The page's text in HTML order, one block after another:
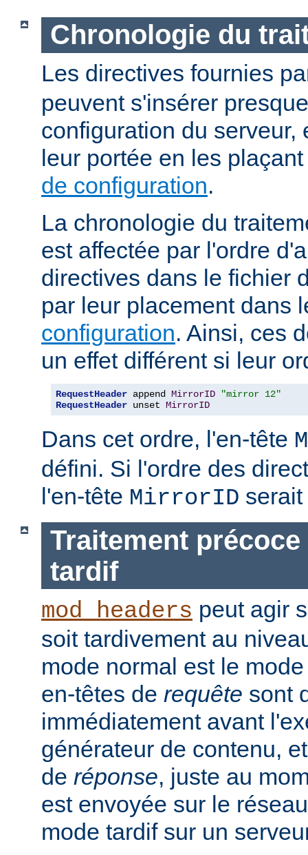
Chronologie du
Les directives fournies
peuvent s'insérer
configuration du serveur,
leur portée en les
de configuration.
La chronologie du
est affectée par l'ordre
directives dans le fichier
par leur placement dans
configuration. Ainsi, ces
un effet différent si leur
RequestHeader append MirrorID
"mirror 12"
RequestHeader unset MirrorID
Dans cet ordre, l'en-tête
défini. Si l'ordre des
l'en-tête MirrorID
Traitement
tardif
mod_headers peut agir
soit tardivement au
mode normal est le
en-têtes de requête sont
immédiatement avant
générateur de contenu,
de réponse, juste au
est envoyée sur le
mode tardif sur un